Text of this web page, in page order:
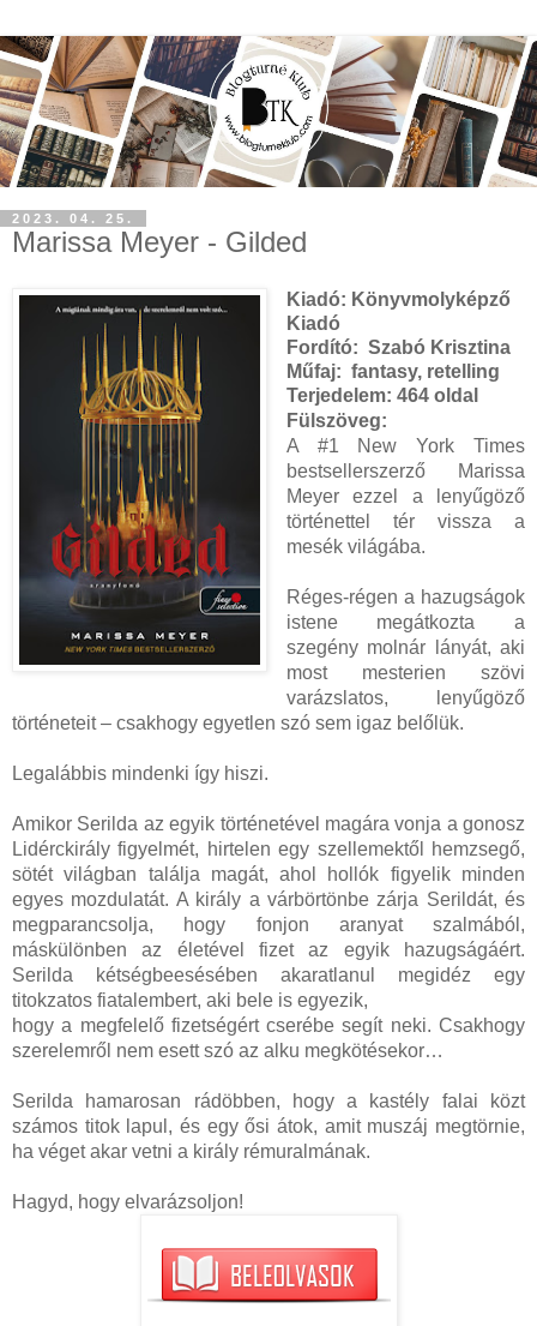
2023. 04. 25.
Marissa Meyer - Gilded
Kiadó: Könyvmolyképző
Kiadó
Fordító: Szabó Krisztina
Műfaj: fantasy, retelling
Terjedelem: 464 oldal
Fülszöveg:
A ​#1 New York Times
bestsellerszerző Marissa
Meyer ezzel a lenyűgöző
történettel tér vissza a
mesék világába.
Réges-régen a hazugságok
istene megátkozta a
szegény molnár lányát, aki
most mesterien szövi
varázslatos, lenyűgöző
történeteit – csakhogy egyetlen szó sem igaz belőlük.
Legalábbis mindenki így hiszi.
Amikor Serilda az egyik történetével magára vonja a gonosz
Lidérckirály figyelmét, hirtelen egy szellemektől hemzsegő,
sötét világban találja magát, ahol hollók figyelik minden
egyes mozdulatát. A király a várbörtönbe zárja Serildát, és
megparancsolja, hogy fonjon aranyat szalmából,
máskülönben az életével fizet az egyik hazugságáért.
Serilda kétségbeesésében akaratlanul megidéz egy
titokzatos fiatalembert, aki bele is egyezik,
hogy a megfelelő fizetségért cserébe segít neki. Csakhogy
szerelemről nem esett szó az alku megkötésekor…
Serilda hamarosan rádöbben, hogy a kastély falai közt
számos titok lapul, és egy ősi átok, amit muszáj megtörnie,
ha véget akar vetni a király rémuralmának.
Hagyd, hogy elvarázsoljon!